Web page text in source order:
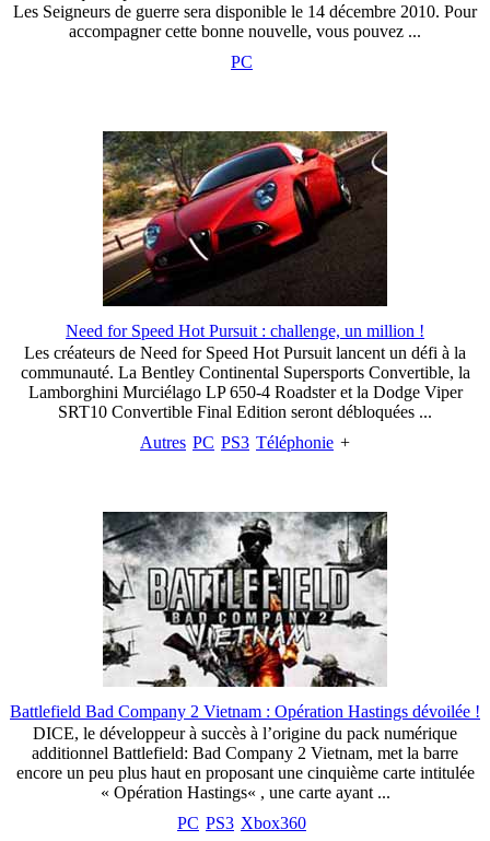
Les Seigneurs de guerre sera disponible le 14 décembre 2010. Pour
accompagner cette bonne nouvelle, vous pouvez ...
PC
Need for Speed Hot Pursuit : challenge, un million !
Les créateurs de Need for Speed Hot Pursuit lancent un défi à la
communauté. La Bentley Continental Supersports Convertible, la
Lamborghini Murciélago LP 650-4 Roadster et la Dodge Viper
SRT10 Convertible Final Edition seront débloquées ...
Autres PC PS3 Téléphonie +
Battlefield Bad Company 2 Vietnam : Opération Hastings dévoilée !
DICE, le développeur à succès à l’origine du pack numérique
additionnel Battlefield: Bad Company 2 Vietnam, met la barre
encore un peu plus haut en proposant une cinquième carte intitulée
« Opération Hastings« , une carte ayant ...
PC PS3 Xbox360